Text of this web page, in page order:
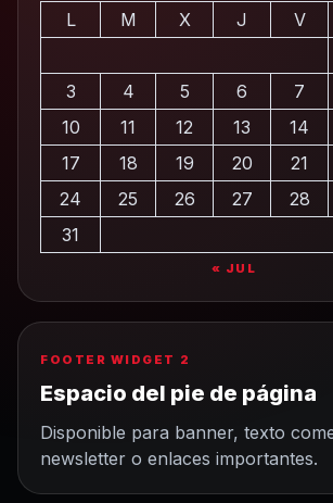
L
M X J V
3
4 5 6 7
10
11 12 13 14
17
18 19 20 21
24
25 26 27 28
31
« JUL
FOOTER WIDGET 2
Espacio del pie de página
Disponible para banner, texto
newsletter o enlaces importantes.